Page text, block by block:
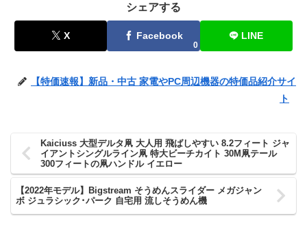
シェアする
X Facebook
0
LINE
【特価速報】新品・中古 家電やPC周辺機器の特価品紹介サイ
ト
Kaiciuss 大型デルタ凧 大人用 飛ばしやすい 8.2フィート ジャ
イアントシングルライン凧 特大ビーチカイト 30M凧テール
300フィートの凧ハンドル イエロー
【2022年モデル】Bigstream そうめんスライダー メガジャン
ボ ジュラシック･パーク 自宅用 流しそうめん機